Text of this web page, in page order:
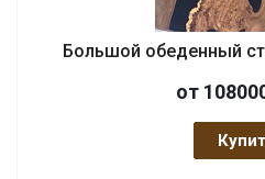
Большой обеденный
от